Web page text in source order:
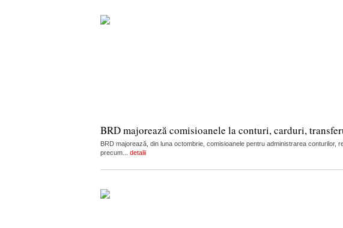
BRD majorează comisioanele la conturi, carduri,
BRD majorează, din luna octombrie, comisioanele pentru administrarea
precum... detalii